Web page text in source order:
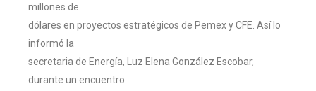
millones de
dólares en proyectos estratégicos de Pemex y CFE. Así lo
informó la
secretaria de Energía, Luz Elena González Escobar,
durante un encuentro